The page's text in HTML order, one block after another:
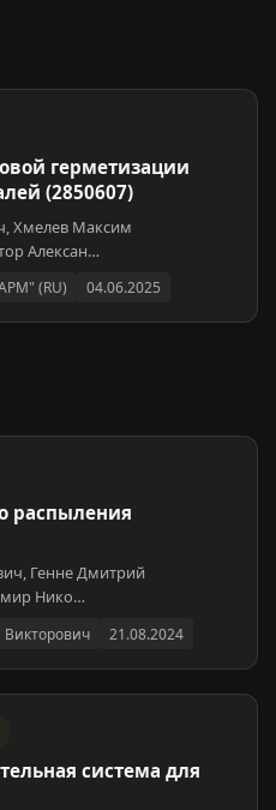
герметизации
(2850607)
Хмелев Максим
Алексан…
(RU) 04.06.2025
распыления
Генне Дмитрий
Нико…
21.08.2024
система для